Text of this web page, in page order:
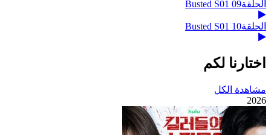
الحلقة09 Busted S01
الحلقة10 Busted S01
اختارنا لكم
مشاهدة الكل
2026